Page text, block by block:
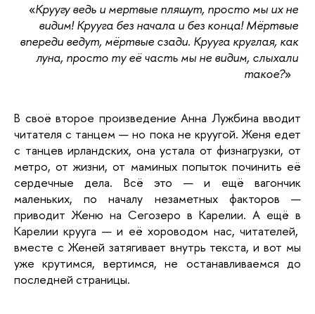
«Круугу ведь и мертвые пляшут, просто мы их не
видим! Крууга без начала и без конца! Мёртвые
впереди ведут, мёртвые сзади. Крууга круглая, как
луна, просто ту её часть мы не видим, слыхали
такое?»
В своё второе произведение Анна Лужбина вводит
читателя с танцем — но пока не круугой. Женя едет
с танцев ирландских, она устала от физнагрузки, от
метро, от жизни, от маминых попыток починить её
сердечные дела. Всё это — и ещё вагончик
маленьких, по началу незаметных факторов —
приводит Женю на Сегозеро в Карелии. А ещё в
Карелии крууга — и её хороводом нас, читателей,
вместе с Женей затягивает внутрь текста, и вот мы
уже крутимся, вертимся, не останавливаемся до
последней страницы.